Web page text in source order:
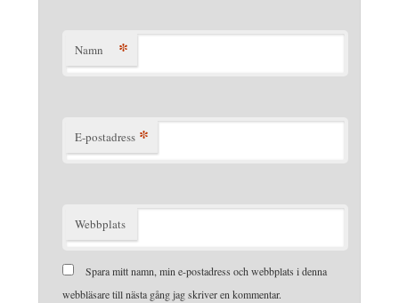
Namn *
E-postadress *
Webbplats
Spara mitt namn, min e-postadress och webbplats i denna
webbläsare till nästa gång jag skriver en kommentar.